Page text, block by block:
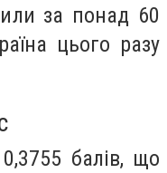
за понад 60
цього разу
балів, що